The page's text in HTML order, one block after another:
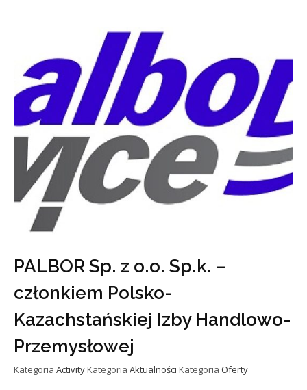
PALBOR Sp. z o.o. Sp.k. –
członkiem Polsko-
Kazachstańskiej Izby Handlowo-
Przemysłowej
Kategoria ActivityKategoria Aktualności Kategoria Oferty